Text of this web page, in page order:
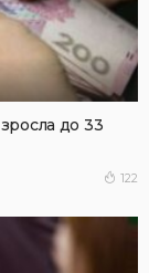
до 33
122